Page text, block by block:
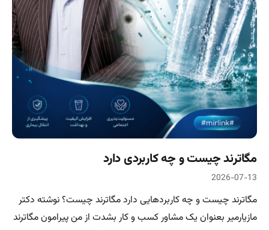
مگاترند چیست و چه کاربردی دارد
2026-07-13
مگاترند چیست و چه کاربردهایی دارد مگاترند چیست؟ نوشته دکتر
مازیارمیر بعنوان یک مشاور کسب و کار بشدت از من پیرامون مگاترند